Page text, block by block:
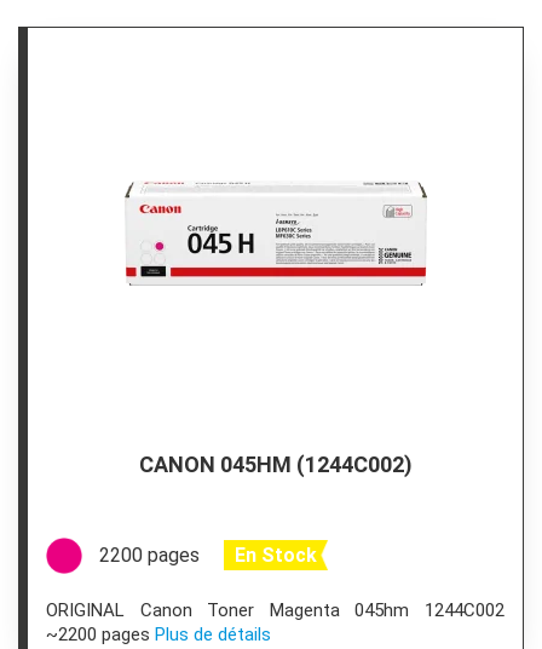
CANON 045HM (1244C002)
2200 pages En Stock
ORIGINAL Canon Toner Magenta 045hm 1244C002
~2200 pages Plus de détails